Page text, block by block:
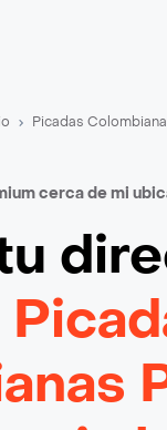
Picadas
cerca de mi